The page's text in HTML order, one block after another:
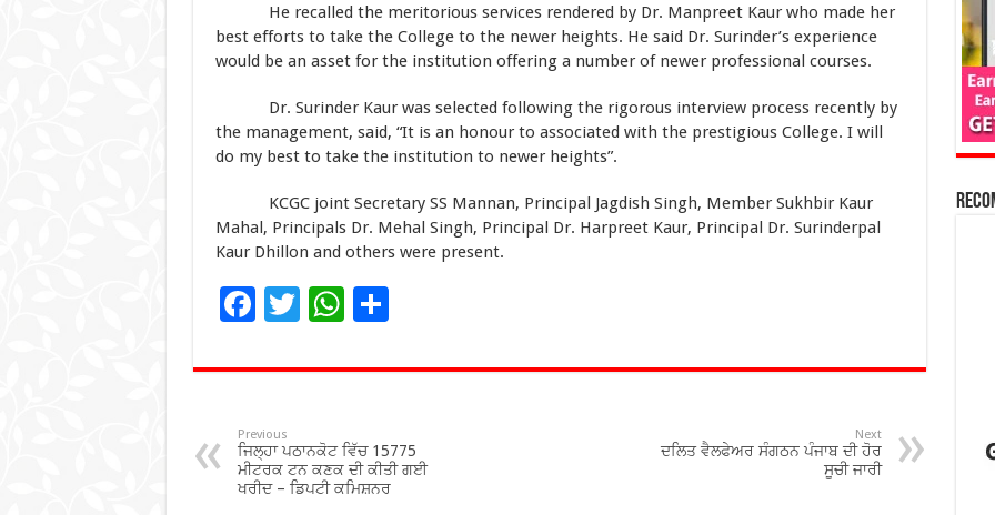
He recalled the meritorious services rendered by Dr. Manpreet Kaur who made her
best efforts to take the College to the newer heights. He said Dr. Surinder’s experience
would be an asset for the institution offering a number of newer professional courses.
Dr. Surinder Kaur was selected following the rigorous interview process recently by
the management, said, “It is an honour to associated with the prestigious College. I will
do my best to take the institution to newer heights”.
KCGC joint Secretary SS Mannan, Principal Jagdish Singh, Member Sukhbir Kaur
Mahal, Principals Dr. Mehal Singh, Principal Dr. Harpreet Kaur, Principal Dr. Surinderpal
Kaur Dhillon and others were present.
F
e
o
o
T
tt
W
at
p
p
S
ar
Previous
ਜਿਲ੍ਹਾ ਪਠਾਨਕੋਟ ਵਿੱਚ 15775
ਮੀਟਰਕ ਟਨ ਕਣਕ ਦੀ ਕੀਤੀ ਗਈ
ਖਰੀਦ – ਡਿਪਟੀ ਕਮਿਸ਼ਨਰ
Next
ਦਲਿਤ ਵੈਲਫੇਅਰ ਸੰਗਠਨ ਪੰਜਾਬ ਦੀ ਹੋਰ
ਸੂਚੀ ਜਾਰੀ